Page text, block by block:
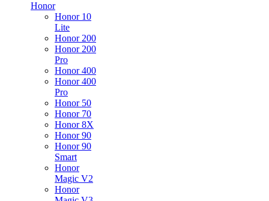
Honor
Honor 10
Lite
Honor 200
Honor 200
Pro
Honor 400
Honor 400
Pro
Honor 50
Honor 70
Honor 8X
Honor 90
Honor 90
Smart
Honor
Magic V2
Honor